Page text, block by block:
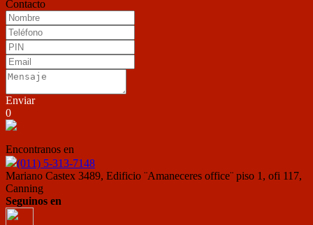
Contacto
Enviar
0
Encontranos en
(011) 5-313-7148
Mariano Castex 3489, Edificio ¨Amaneceres office¨ piso 1, ofi 117,
Canning
Seguinos en